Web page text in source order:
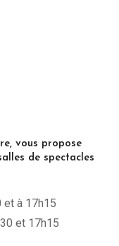
vous propose
de spectacles
et à 17h15
et 17h15